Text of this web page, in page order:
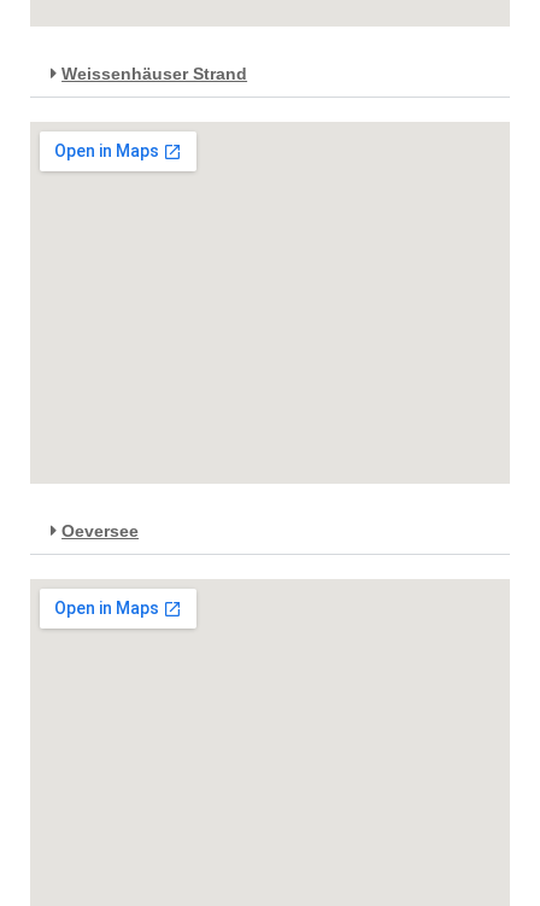
Weissenhäuser Strand
Oeversee